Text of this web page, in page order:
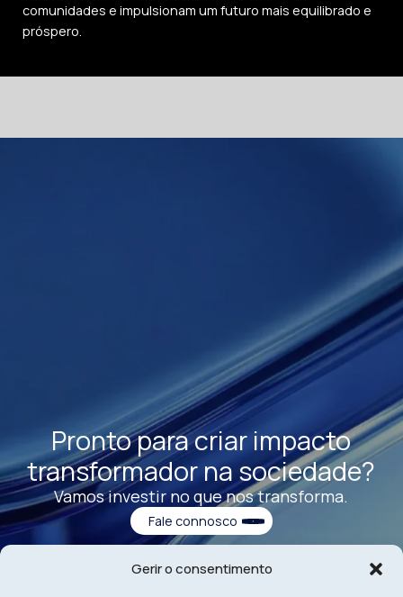
Gerir o consentimento
comunidades e impulsionam um futuro mais equilibrado e
próspero.
Pronto para criar impacto
transformador na sociedade?
Vamos investir no que nos transforma.
Fale connosco